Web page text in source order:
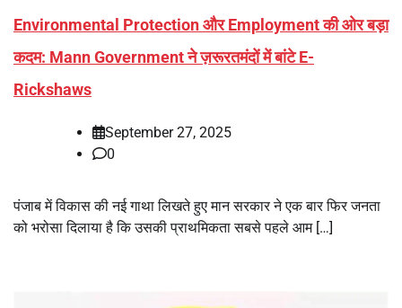
Environmental Protection और Employment की ओर बड़ा
कदम: Mann Government ने ज़रूरतमंदों में बांटे E-
Rickshaws
September 27, 2025
0
पंजाब में विकास की नई गाथा लिखते हुए मान सरकार ने एक बार फिर जनता
को भरोसा दिलाया है कि उसकी प्राथमिकता सबसे पहले आम […]